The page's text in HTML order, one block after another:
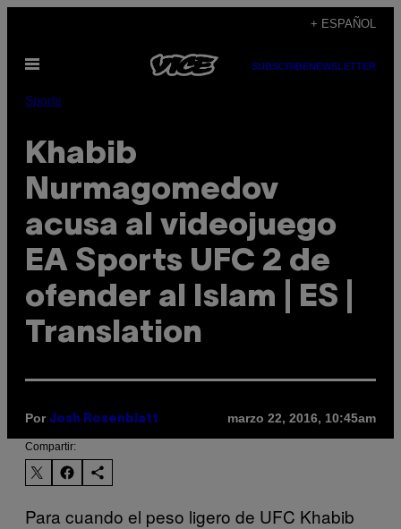
contenido
+ ESPAÑOL
Abrir
SUBSCRIBENEWSLETTER
Sports
Khabib
Nurmagomedov
acusa al videojuego
EA Sports UFC 2 de
ofender al Islam | ES |
Translation
Por Josh Rosenblatt marzo 22, 2016, 10:45am
Compartir:
Para cuando el peso ligero de UFC Khabib